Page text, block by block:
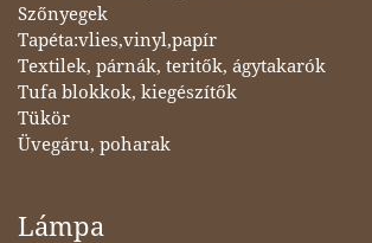
Szőnyegek
Tapéta:vlies,vinyl,papír
Textilek, párnák, teritők, ágytakarók
Tufa blokkok, kiegészítők
Tükör
Üvegáru, poharak
Lámpa